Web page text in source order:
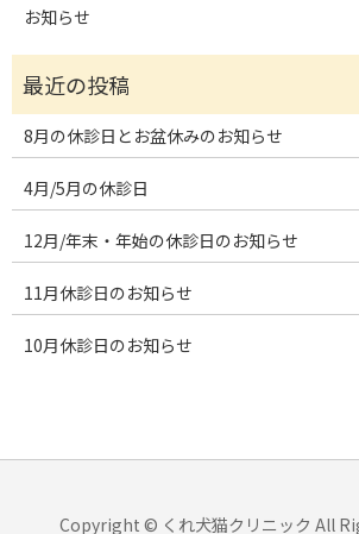
お知らせ
8月の休診日とお盆休みのお知らせ
4月/5月の休診日
12月/年末・年始の休診日のお知らせ
11月休診日のお知らせ
10月休診日のお知らせ
Copyright © くれ犬猫クリニック All